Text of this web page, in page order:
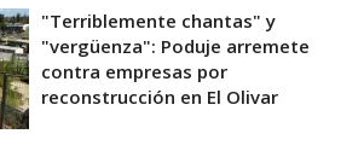
"Terriblemente chantas" y
"vergüenza": Poduje arremete
contra empresas por
reconstrucción en El Olivar